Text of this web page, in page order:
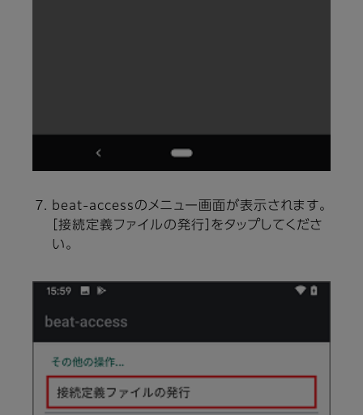
beat-accessのメニュー画面が表示されます。
［接続定義ファイルの発行］をタップしてくださ
い。